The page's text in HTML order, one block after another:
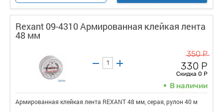
Rexant 09-4310 Армированная клейкая лента
48 мм
350 Р
330 Р
Скидка 0 Р
В наличии
Армированная клейкая лента REXANT 48 мм, серая, рулон 40 м